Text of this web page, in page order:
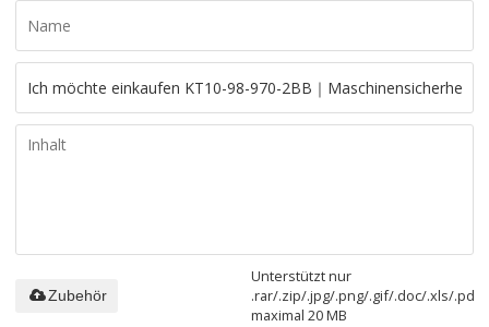
Unterstützt nur
.rar/.zip/.jpg/.png/.gif/.doc/.xls/.pdf,
maximal 20 MB
Zubehör